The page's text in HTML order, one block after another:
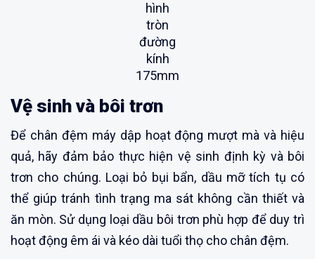
hình
tròn
đường
kính
175mm
Vệ sinh và bôi trơn
Để chân đệm máy dập hoạt động mượt mà và hiệu
quả, hãy đảm bảo thực hiện vệ sinh định kỳ và bôi
trơn cho chúng. Loại bỏ bụi bẩn, dầu mỡ tích tụ có
thể giúp tránh tình trạng ma sát không cần thiết và
ăn mòn. Sử dụng loại dầu bôi trơn phù hợp để duy trì
hoạt động êm ái và kéo dài tuổi thọ cho chân đệm.